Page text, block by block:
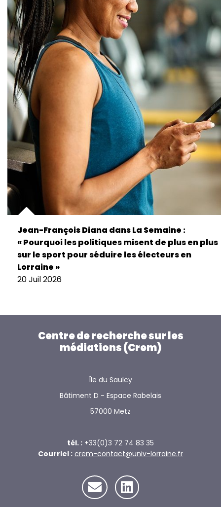
Jean-François Diana dans La Semaine :
« Pourquoi les politiques misent de plus en plus
sur le sport pour séduire les électeurs en
Lorraine »
20 Juil 2026
Centre de recherche sur les
médiations (Crem)
Île du Saulcy
Bâtiment D - Espace Rabelais
57000 Metz
tél. : +33(0)3 72 74 83 35
Courriel : crem-contact@univ-lorraine.fr